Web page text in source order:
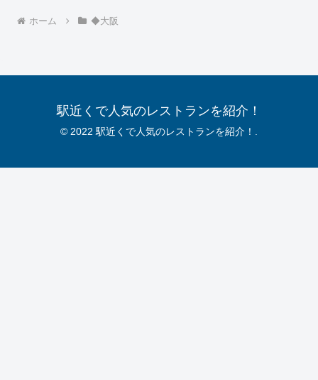
ホーム ◆大阪
駅近くで人気のレストランを紹介！
© 2022 駅近くで人気のレストランを紹介！.